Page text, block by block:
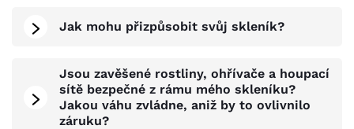
Jak mohu přizpůsobit svůj skleník?
Jsou zavěšené rostliny, ohřívače a houpací
sítě bezpečné z rámu mého skleníku?
Jakou váhu zvládne, aniž by to ovlivnilo
záruku?